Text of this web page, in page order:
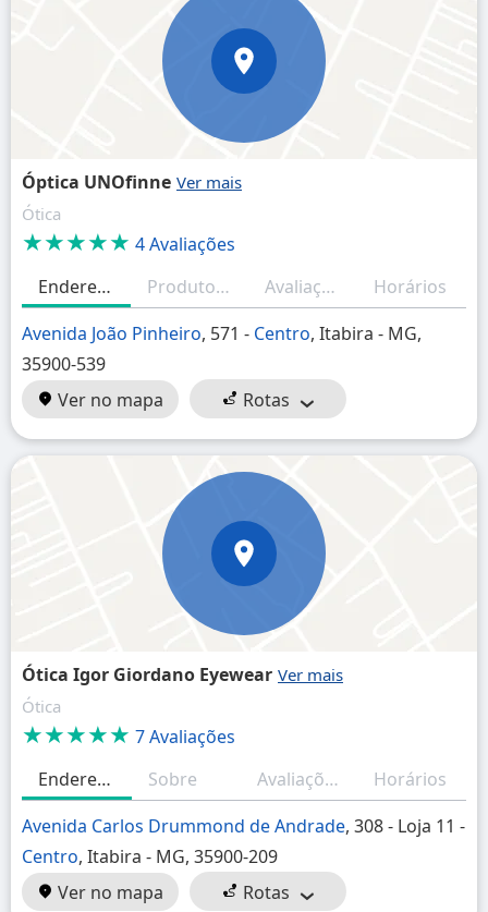
Óptica UNOfinne
Ótica
★★★★★ 4 Avaliações
Endereço
Produtos/Serviços Avaliações
Horários
Avenida João Pinheiro, 571 - Centro, Itabira - MG,
35900-539
Ver no mapa
Rotas
Ótica Igor Giordano Eyewear
Ótica
★★★★★ 7 Avaliações
Endereço
Sobre Avaliações
Horários
Avenida Carlos Drummond de Andrade, 308 - Loja 11 -
Centro, Itabira - MG, 35900-209
Ver no mapa
Rotas